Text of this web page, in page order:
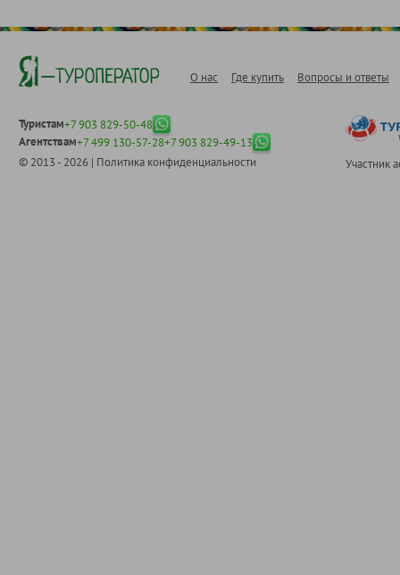
О нас Где купить Вопросы и ответы
Туристам+7 903 829-50-48
Агентствам+7 499 130-57-28+7 903 829-49-13
© 2013 - 2026 | Политика конфиденциальности Участник